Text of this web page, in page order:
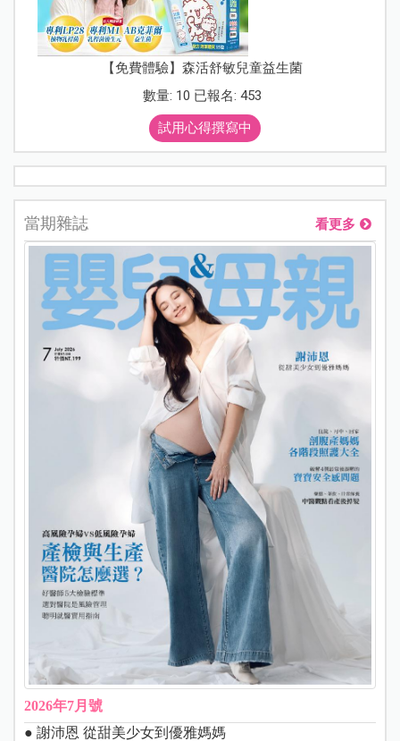
【免費體驗】森活舒敏兒童益生菌
數量: 10 已報名: 453
試用心得撰寫中
當期雜誌 看更多
2026年7月號
● 謝沛恩 從甜美少女到優雅媽媽